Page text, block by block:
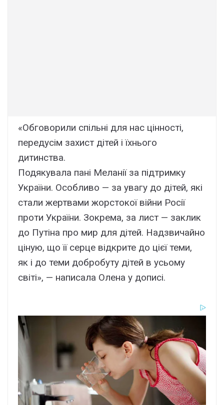
«Обговорили спільні для нас цінності,
передусім захист дітей і їхнього
дитинства.
Подякувала пані Меланії за підтримку
України. Особливо — за увагу до дітей, які
стали жертвами жорстокої війни Росії
проти України. Зокрема, за лист — заклик
до Путіна про мир для дітей. Надзвичайно
ціную, що її серце відкрите до цієї теми,
як і до теми добробуту дітей в усьому
світі», — написала Олена у дописі.